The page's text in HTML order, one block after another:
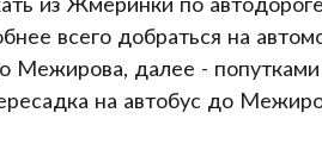
всего добраться на
Межирова, далее -
на автобус до